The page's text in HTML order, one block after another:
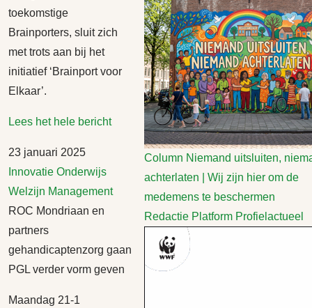
toekomstige
Brainporters, sluit zich
met trots aan bij het
initiatief ‘Brainport voor
Elkaar’.
Lees het hele bericht
23 januari 2025
Innovatie Onderwijs
Welzijn Management
ROC Mondriaan en
partners
gehandicaptenzorg gaan
PGL verder vorm geven
Maandag 21-1
Column Niemand uitsluiten,
achterlaten | Wij zijn hier om de
medemens te beschermen
Redactie Platform Profielactueel